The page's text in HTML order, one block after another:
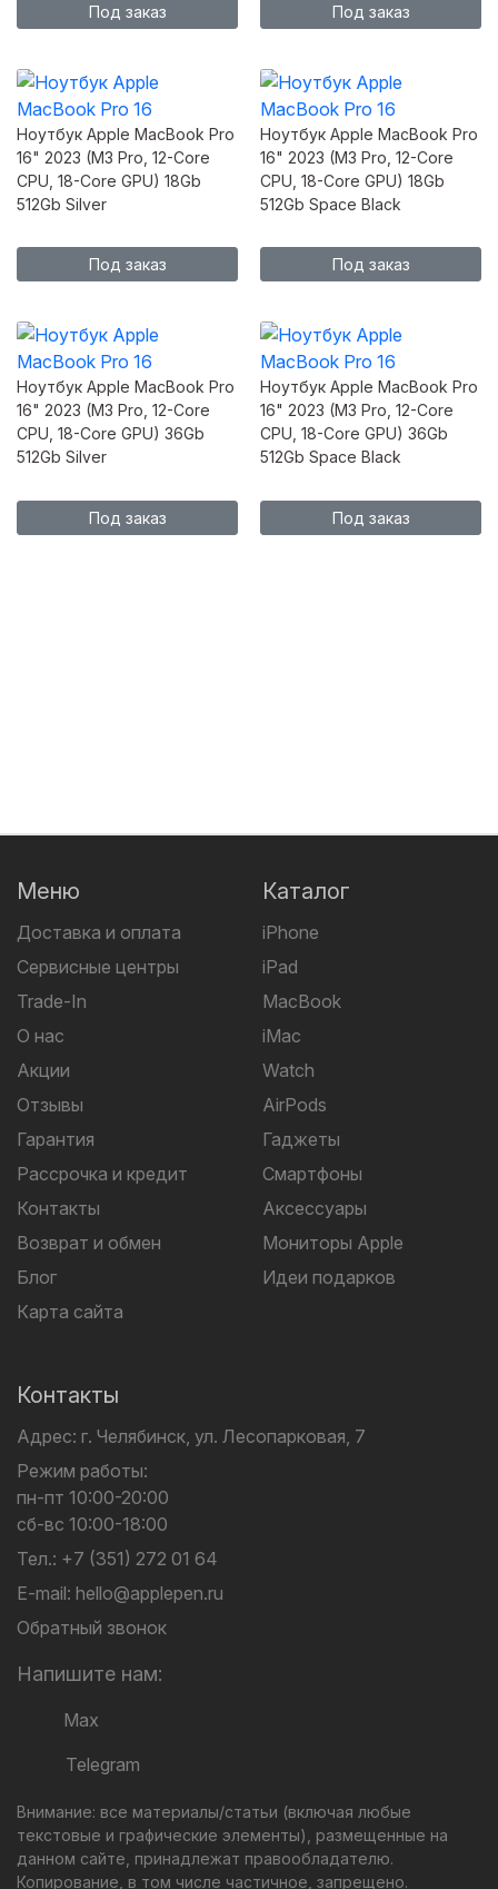
Под заказ Под заказ
Ноутбук Apple MacBook Pro
16" 2023 (M3 Pro, 12-Core
CPU, 18-Core GPU) 18Gb
512Gb Silver
Под заказ
Ноутбук Apple MacBook Pro
16" 2023 (M3 Pro, 12-Core
CPU, 18-Core GPU) 18Gb
512Gb Space Black
Под заказ
Ноутбук Apple MacBook Pro
16" 2023 (M3 Pro, 12-Core
CPU, 18-Core GPU) 36Gb
512Gb Silver
Под заказ
Ноутбук Apple MacBook Pro
16" 2023 (M3 Pro, 12-Core
CPU, 18-Core GPU) 36Gb
512Gb Space Black
Под заказ
Меню
Доставка и оплата
Сервисные центры
Trade-In
О нас
Акции
Отзывы
Гарантия
Рассрочка и кредит
Контакты
Возврат и обмен
Блог
Карта сайта
Каталог
iPhone
iPad
MacBook
iMac
Watch
AirPods
Гаджеты
Смартфоны
Аксессуары
Мониторы Apple
Идеи подарков
Контакты
Адрес: г. Челябинск, ул. Лесопарковая, 7
Режим работы:
пн-пт 10:00-20:00
сб-вс 10:00-18:00
Тел.: +7 (351) 272 01 64
E-mail: hello@applepen.ru
Обратный звонок
Напишите нам:
Max
Telegram
Внимание: все материалы/статьи (включая любые
текстовые и графические элементы), размещенные на
данном сайте, принадлежат правообладателю.
Копирование, в том числе частичное, запрещено.